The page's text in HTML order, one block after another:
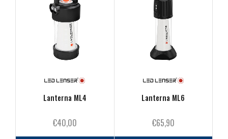
Lanterna ML4
€40,00
Lanterna ML6
€65,90